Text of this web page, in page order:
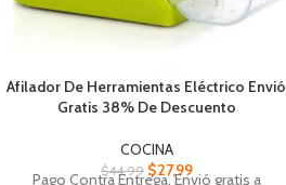
Afilador De Herramientas Eléctrico Envió
Gratis 38% De Descuento
COCINA
$44,99 $27,99
Pago Contra Entrega, Envió gratis a